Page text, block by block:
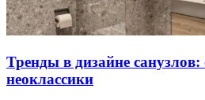
Тренды в дизайне
неоклассики